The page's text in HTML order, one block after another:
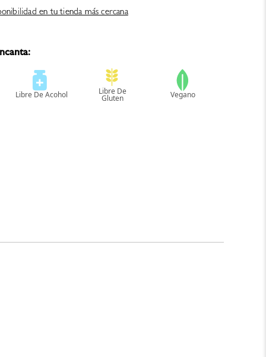
en tu tienda más cercana